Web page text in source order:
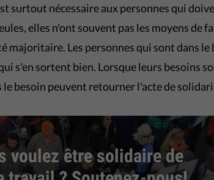
surtout nécessaire aux personnes qui
elles n'ont souvent pas les moyens de
majoritaire. Les personnes qui sont dans
s'en sortent bien. Lorsque leurs besoins
le besoin peuvent retourner l'acte de
voulez être solidaire de